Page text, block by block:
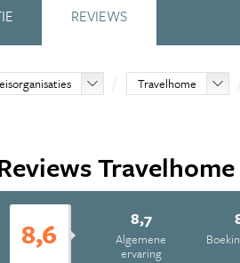
REVIEWS
Travelhome
Travelhome
8,6 8,7
Algemene
ervaring